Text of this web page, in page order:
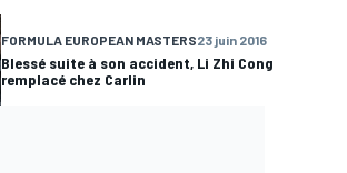
FORMULA EUROPEAN MASTERS23 juin 2016
Blessé suite à son accident, Li Zhi Cong
remplacé chez Carlin